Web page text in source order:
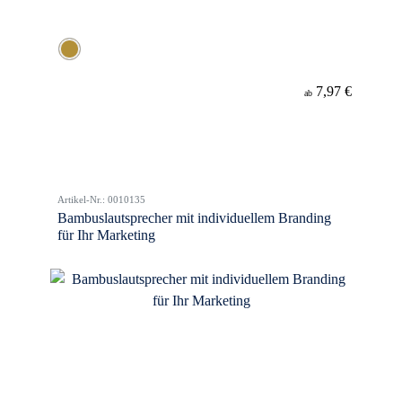
ab 7,97 €
Artikel-Nr.: 0010135
Bambuslautsprecher mit individuellem Branding
für Ihr Marketing